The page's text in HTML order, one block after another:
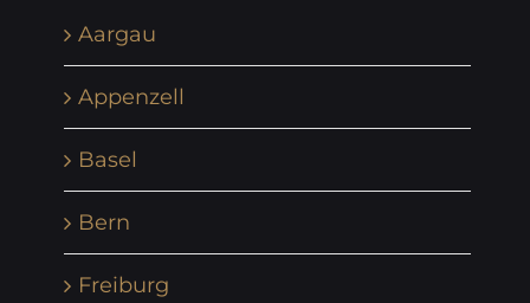
Aargau
Appenzell
Basel
Bern
Freiburg